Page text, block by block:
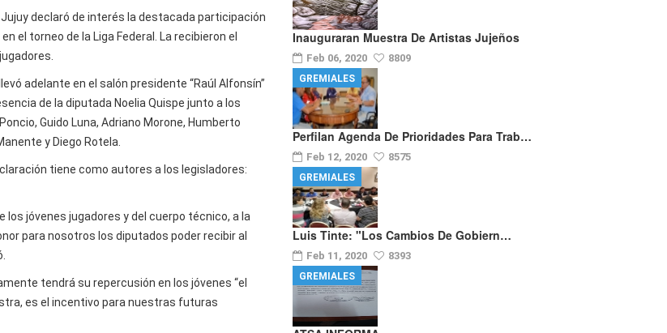
Jujuy declaró de interés la destacada participación
el torneo de la Liga Federal. La recibieron el
adelante en el salón presidente “Raúl Alfonsín”
de la diputada Noelia Quispe junto a los
Guido Luna, Adriano Morone, Humberto
y Diego Rotela.
tiene como autores a los legisladores:
los jóvenes jugadores y del cuerpo técnico, a la
para nosotros los diputados poder recibir al
tendrá su repercusión en los jóvenes “el
es el incentivo para nuestras futuras
Inauguraran Muestra De Artistas Jujeños
Feb 06, 2020 8809
Perfilan Agenda De Prioridades Para Trab…
Feb 12, 2020 8575
GREMIALES
Luis Tinte: "los Cambios De Gobiern…
Feb 11, 2020 8393
GREMIALES
GREMIALES